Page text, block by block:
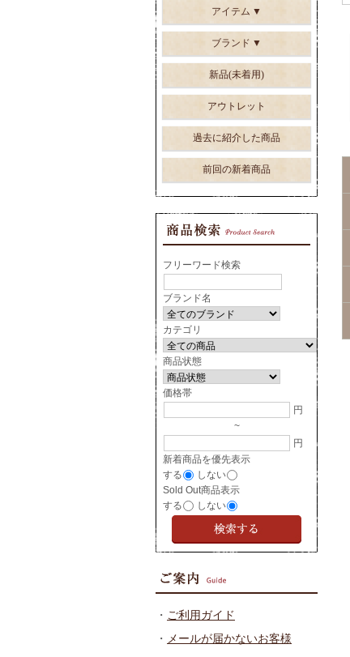
アイテム
ブランド
新品(未着用)
アウトレット
過去に紹介した商品
前回の新着商品
フリーワード検索
ブランド名
カテゴリ
商品状態
価格帯
円
~
円
新着商品を優先表示
する
しない
Sold Out商品表示
する
しない
・ ご利用ガイド
・ メールが届かないお客様